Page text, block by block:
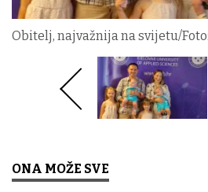
Obitelj, najvažnija na svijetu/
ONA MOŽE SVE